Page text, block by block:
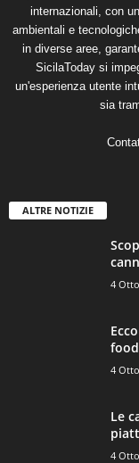
internazionali, con
ambientali e
in diverse aree,
SicilaToday si
un'esperienza utente
sia
ALTRE NOTIZIE
4
4
Le
4